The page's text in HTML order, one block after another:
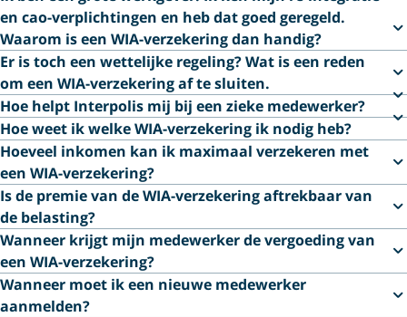
en cao-verplichtingen en heb dat goed geregeld.
Waarom is een WIA-verzekering dan handig?
Er is toch een wettelijke regeling? Wat is een reden
om een WIA-verzekering af te sluiten.
Hoe helpt Interpolis mij bij een zieke medewerker?
Hoe weet ik welke WIA-verzekering ik nodig heb?
Hoeveel inkomen kan ik maximaal verzekeren met
een WIA-verzekering?
Is de premie van de WIA-verzekering aftrekbaar van
de belasting?
Wanneer krijgt mijn medewerker de vergoeding van
een WIA-verzekering?
Wanneer moet ik een nieuwe medewerker
aanmelden?